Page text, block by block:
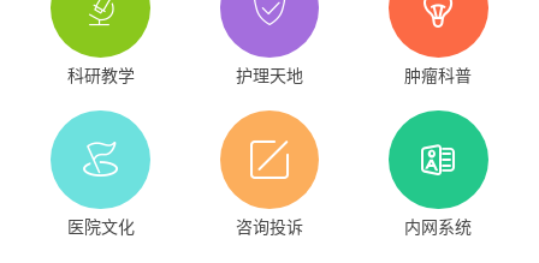
科研教学 护理天地 肿瘤科普
医院文化 咨询投诉 内网系统